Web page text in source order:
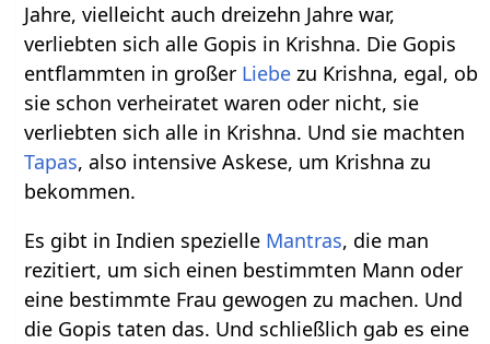
Jahre, vielleicht auch dreizehn Jahre war,
verliebten sich alle Gopis in Krishna. Die Gopis
entflammten in großer Liebe zu Krishna, egal, ob
sie schon verheiratet waren oder nicht, sie
verliebten sich alle in Krishna. Und sie machten
Tapas, also intensive Askese, um Krishna zu
bekommen.
Es gibt in Indien spezielle Mantras, die man
rezitiert, um sich einen bestimmten Mann oder
eine bestimmte Frau gewogen zu machen. Und
die Gopis taten das. Und schließlich gab es eine